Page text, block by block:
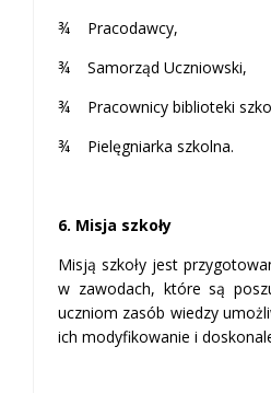
¾ Pracodawcy,
¾ Samorząd Uczniowski,
¾ Pracownicy biblioteki
¾ Pielęgniarka szkolna.
6. Misja szkoły
Misją szkoły jest
w zawodach, które są
uczniom zasób wiedzy
ich modyfikowanie i